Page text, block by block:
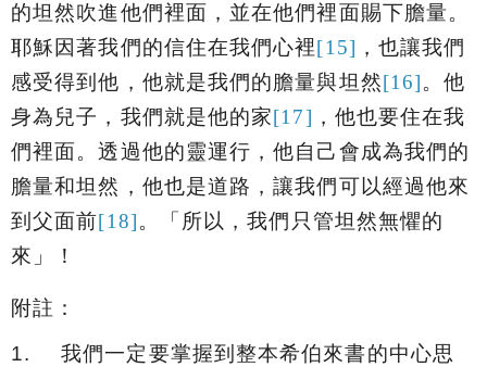
的坦然吹進他們裡面，並在他們裡面賜下膽量。
耶穌因著我們的信住在我們心裡[15] ，也讓我們
感受得到他，他就是我們的膽量與坦然[16]。他
身為兒子，我們就是他的家[17] ，他也要住在我
們裡面。透過他的靈運行，他自己會成為我們的
膽量和坦然，他也是道路，讓我們可以經過他來
到父面前[18]。「 所以，我們只管坦然無懼的
來 」！
附註：
1.
我們一定要掌握到整本希伯來書的中心思